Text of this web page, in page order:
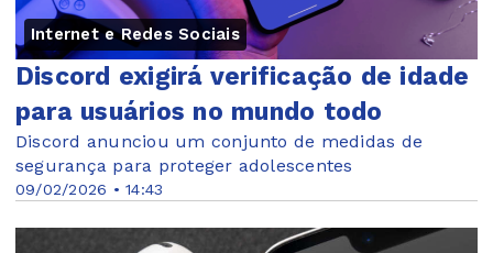
Internet e Redes Sociais
09/02/2026 • 14:43
Discord exigirá verificação de idade
para usuários no mundo todo
Discord anunciou um conjunto de medidas de
segurança para proteger adolescentes